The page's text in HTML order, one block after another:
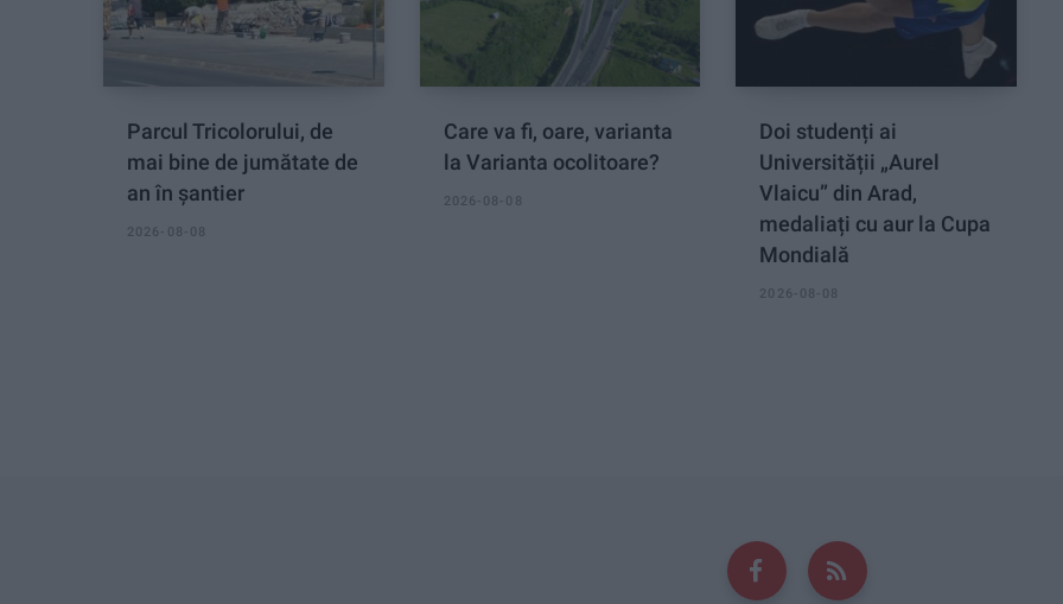
Parcul Tricolorului, de
mai bine de jumătate de
an în șantier
2026-08-08
Care va fi, oare, varianta
la Varianta ocolitoare?
2026-08-08
Doi studenți ai
Universității „Aurel
Vlaicu” din Arad,
medaliați cu aur la Cupa
Mondială
2026-08-08